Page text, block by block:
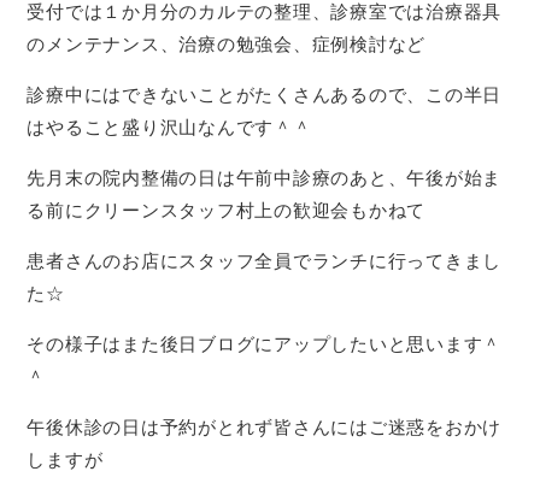
受付では１か月分のカルテの整理、診療室では治療器具
のメンテナンス、治療の勉強会、症例検討など
診療中にはできないことがたくさんあるので、この半日
はやること盛り沢山なんです＾＾
先月末の院内整備の日は午前中診療のあと、午後が始ま
る前にクリーンスタッフ村上の歓迎会もかねて
患者さんのお店にスタッフ全員でランチに行ってきまし
た☆
その様子はまた後日ブログにアップしたいと思います＾
＾
午後休診の日は予約がとれず皆さんにはご迷惑をおかけ
しますが